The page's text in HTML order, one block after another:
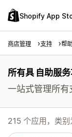
Shopify App
商店管理 支持 帮
所有具 自助服
一站式管理所有
215 个应用，类别